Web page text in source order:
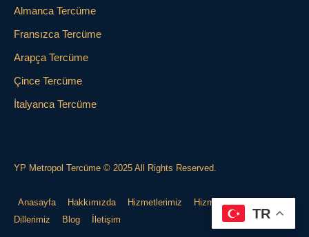
Almanca Tercüme
Fransızca Tercüme
Arapça Tercüme
Çince Tercüme
İtalyanca Tercüme
YP Metropol Tercüme © 2025 All Rights Reserved.
Anasayfa Hakkımızda Hizmetlerimiz
Hizmet
Dillerimiz
Blog İletişim TR